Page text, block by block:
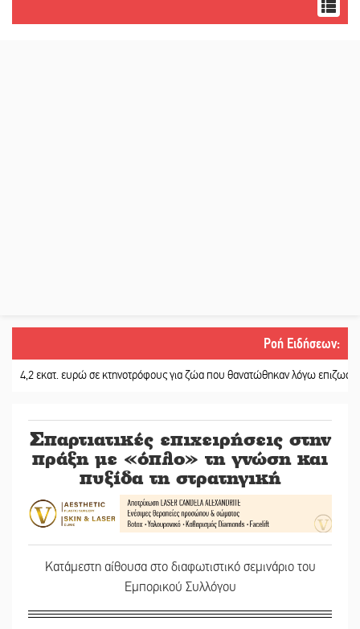
Ροή Ειδήσεων:
ευρώ σε κτηνοτρόφους για ζώα που θανατώθηκαν λόγω επιζωοτιών ||
Σπαρτιατικές επιχειρήσεις στην
πράξη με «όπλο» τη γνώση και
πυξίδα τη στρατηγική
Κατάμεστη αίθουσα στο διαφωτιστικό σεμινάριο του
Εμπορικού Συλλόγου